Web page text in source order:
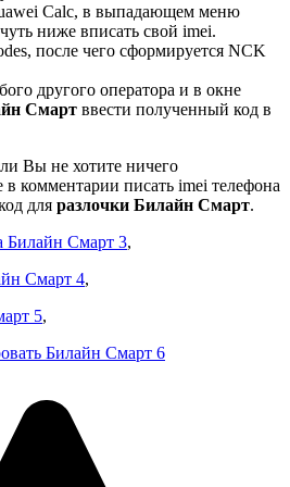
Calc, в выпадающем меню
ниже вписать свой imei.
после чего сформируется NCK
другого оператора и в окне
Смарт ввести полученный код в
Вы не хотите ничего
в комментарии писать imei телефона
для разлочки Билайн Смарт.
Билайн Смарт 3,
Смарт 4,
5,
Билайн Смарт 6